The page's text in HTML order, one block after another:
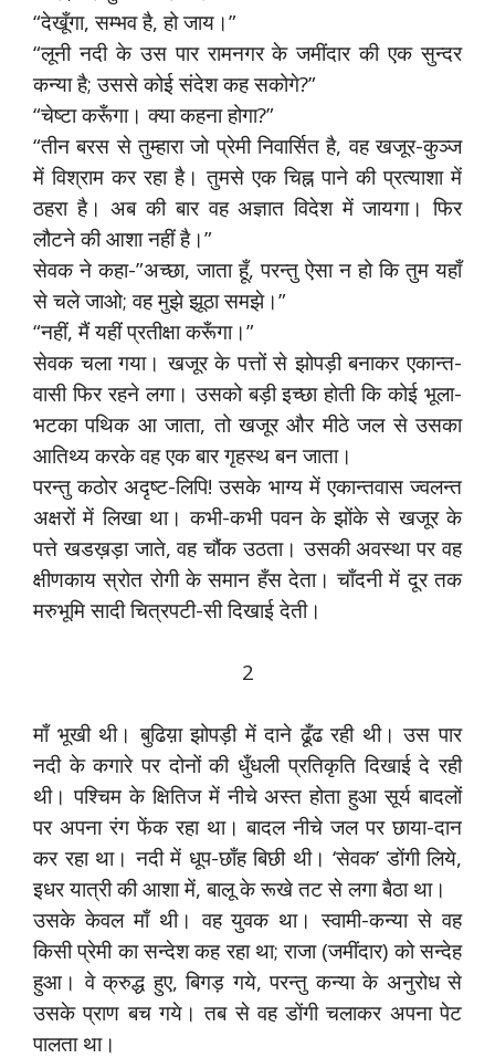
“देखूँगा, सम्भव है, हो जाय।”
“लूनी नदी के उस पार रामनगर के जमींदार की एक सुन्दर
कन्या है; उससे कोई संदेश कह सकोगे?”
“चेष्टा करूँगा। क्या कहना होगा?”
“तीन बरस से तुम्हारा जो प्रेमी निवार्सित है, वह खजूर-कुञ्ज
में विश्राम कर रहा है। तुमसे एक चिह्न पाने की प्रत्याशा में
ठहरा है। अब की बार वह अज्ञात विदेश में जायगा। फिर
लौटने की आशा नहीं है।”
सेवक ने कहा-”अच्छा, जाता हूँ, परन्तु ऐसा न हो कि तुम यहाँ
से चले जाओ; वह मुझे झूठा समझे।”
“नहीं, मैं यहीं प्रतीक्षा करूँगा।”
सेवक चला गया। खजूर के पत्तों से झोपड़ी बनाकर एकान्त-
वासी फिर रहने लगा। उसको बड़ी इच्छा होती कि कोई भूला-
भटका पथिक आ जाता, तो खजूर और मीठे जल से उसका
आतिथ्य करके वह एक बार गृहस्थ बन जाता।
परन्तु कठोर अदृष्ट-लिपि! उसके भाग्य में एकान्तवास ज्वलन्त
अक्षरों में लिखा था। कभी-कभी पवन के झोंके से खजूर के
पत्ते खडख़ड़ा जाते, वह चौंक उठता। उसकी अवस्था पर वह
क्षीणकाय स्रोत रोगी के समान हँस देता। चाँदनी में दूर तक
मरुभूमि सादी चित्रपटी-सी दिखाई देती।
2
माँ भूखी थी। बुढिय़ा झोपड़ी में दाने ढूँढ रही थी। उस पार
नदी के कगारे पर दोनों की धुँधली प्रतिकृति दिखाई दे रही
थी। पश्चिम के क्षितिज में नीचे अस्त होता हुआ सूर्य बादलों
पर अपना रंग फेंक रहा था। बादल नीचे जल पर छाया-दान
कर रहा था। नदी में धूप-छाँह बिछी थी। ‘सेवक’ डोंगी लिये,
इधर यात्री की आशा में, बालू के रूखे तट से लगा बैठा था।
उसके केवल माँ थी। वह युवक था। स्वामी-कन्या से वह
किसी प्रेमी का सन्देश कह रहा था; राजा (जमींदार) को सन्देह
हुआ। वे क्रुद्ध हुए, बिगड़ गये, परन्तु कन्या के अनुरोध से
उसके प्राण बच गये। तब से वह डोंगी चलाकर अपना पेट
पालता था।